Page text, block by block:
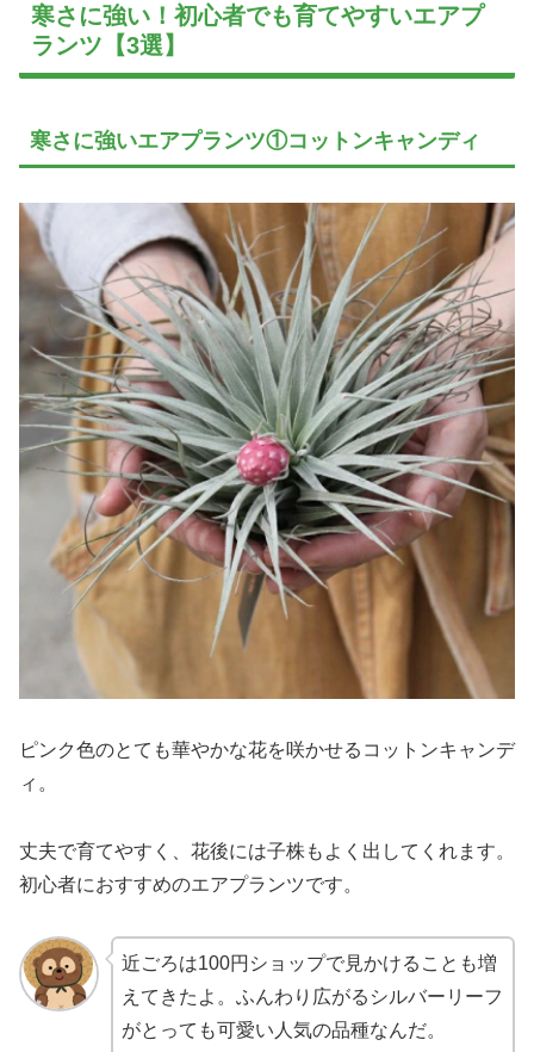
寒さに強い！初心者でも育てやすいエアプ
ランツ【3選】
寒さに強いエアプランツ①コットンキャンディ
ピンク色のとても華やかな花を咲かせるコットンキャンデ
ィ。
丈夫で育てやすく、花後には子株もよく出してくれます。
初心者におすすめのエアプランツです。
近ごろは100円ショップで見かけることも増
えてきたよ。ふんわり広がるシルバーリーフ
がとっても可愛い人気の品種なんだ。